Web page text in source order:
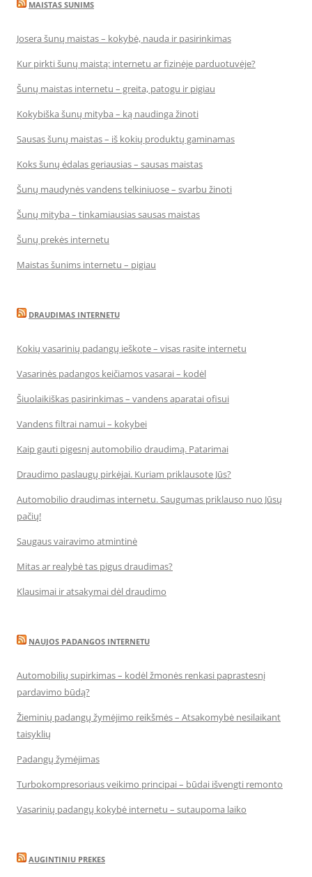
MAISTAS SUNIMS
Josera šunų maistas – kokybė, nauda ir pasirinkimas
Kur pirkti šunų maistą: internetu ar fizinėje parduotuvėje?
Šunų maistas internetu – greita, patogu ir pigiau
Kokybiška šunų mityba – ką naudinga žinoti
Sausas šunų maistas – iš kokių produktų gaminamas
Koks šunų ėdalas geriausias – sausas maistas
Šunų maudynės vandens telkiniuose – svarbu žinoti
Šunų mityba – tinkamiausias sausas maistas
Šunų prekės internetu
Maistas šunims internetu – pigiau
DRAUDIMAS INTERNETU
Kokių vasarinių padangų ieškote – visas rasite internetu
Vasarinės padangos keičiamos vasarai – kodėl
Šiuolaikiškas pasirinkimas – vandens aparatai ofisui
Vandens filtrai namui – kokybei
Kaip gauti pigesnį automobilio draudimą. Patarimai
Draudimo paslaugų pirkėjai. Kuriam priklausote Jūs?
Automobilio draudimas internetu. Saugumas priklauso nuo Jūsų
pačių!
Saugaus vairavimo atmintinė
Mitas ar realybė tas pigus draudimas?
Klausimai ir atsakymai dėl draudimo
NAUJOS PADANGOS INTERNETU
Automobilių supirkimas – kodėl žmonės renkasi paprastesnį
pardavimo būdą?
Žieminių padangų žymėjimo reikšmės – Atsakomybė nesilaikant
taisyklių
Padangų žymėjimas
Turbokompresoriaus veikimo principai – būdai išvengti remonto
Vasarinių padangų kokybė internetu – sutaupoma laiko
AUGINTINIU PREKES